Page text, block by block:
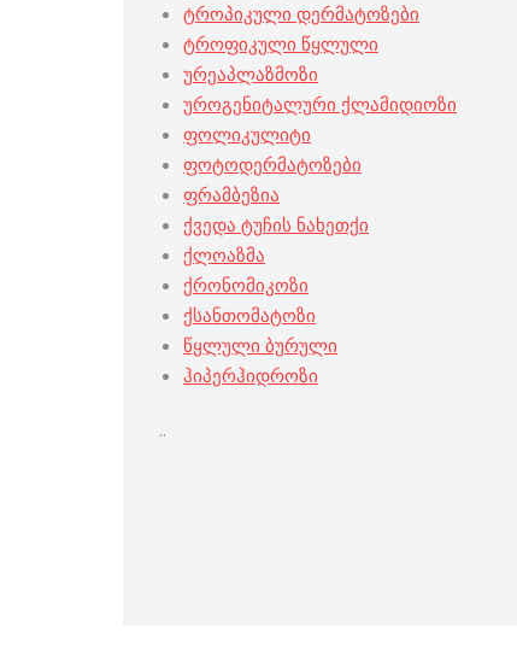
ტროპიკული დერმატოზები
ტროფიკული წყლული
ურეაპლაზმოზი
უროგენიტალური ქლამიდიოზი
ფოლიკულიტი
ფოტოდერმატოზები
ფრამბეზია
ქვედა ტუჩის ნახეთქი
ქლოაზმა
ქრონომიკოზი
ქსანთომატოზი
წყლული ბურული
ჰიპერჰიდროზი
..